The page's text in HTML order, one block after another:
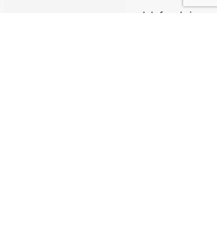
Pour tous vos besoins en traitement de façade à